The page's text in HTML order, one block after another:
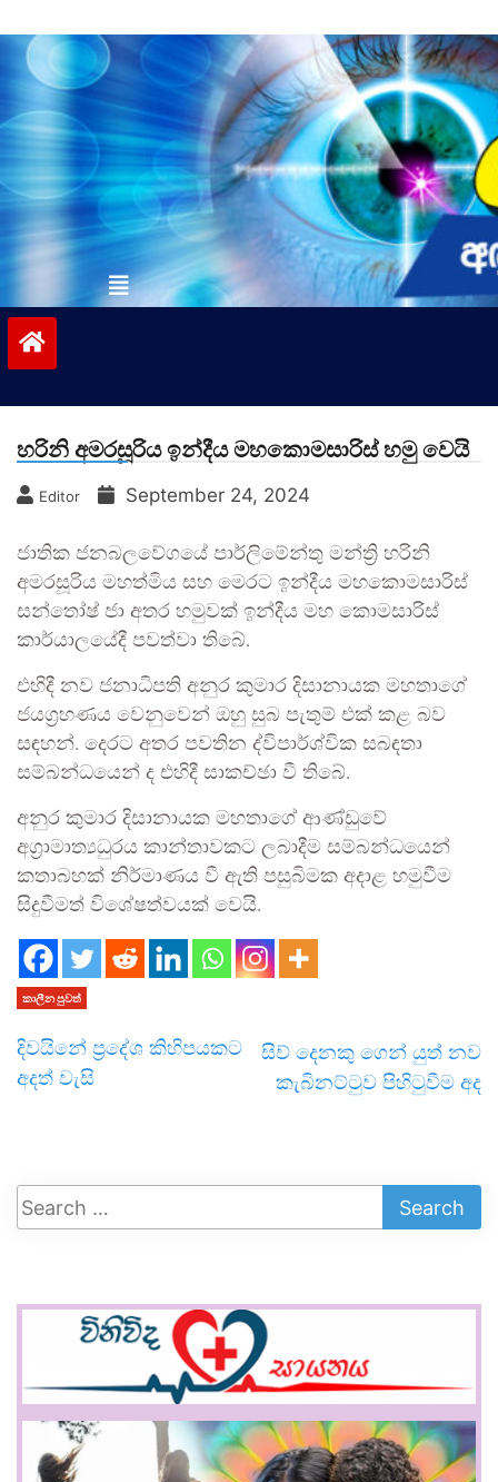
to
contentvinivida.lk
හරිනි අමරසූරිය ඉන්දීය මහකොමසාරිස් හමු වෙයි
Editor September 24, 2024
ජාතික ජනබලවේගයේ පාර්ලිමේන්තු මන්ත්‍රි හරිනි
අමරසූරිය මහත්මිය සහ මෙරට ඉන්දීය මහකොමසාරිස්
සන්තෝෂ් ජා අතර හමුවක් ඉන්දීය මහ කොමසාරිස්
කාර්යාලයේදී පවත්වා තිබේ.
එහිදී නව ජනාධිපති අනුර කුමාර දිසානායක මහතාගේ
ජයග්‍රහණය වෙනුවෙන් ඔහු සුබ පැතුම් එක් කළ බව
සඳහන්. දෙරට අතර පවතින ද්විපාර්ශ්වික සබඳතා
සම්බන්ධයෙන් ද එහිදී සාකච්ඡා වී තිබේ.
අනුර කුමාර දිසානායක මහතාගේ ආණ්ඩුවේ
අග්‍රාමාත්‍යධුරය කාන්තාවකට ලබාදීම සම්බන්ධයෙන්
කතාබහක් නිර්මාණය වී ඇති පසුබිමක අදාළ හමුවීම
සිදුවීමත් විශේෂත්වයක් වෙයි.
කාලීන පුවත්
දිවයිනේ ප්‍රදේශ කිහිපයකට
අදත් වැසි
සිව් දෙනකු ගෙන් යුත් නව
කැබිනට්ටුව පිහිටුවීම අද